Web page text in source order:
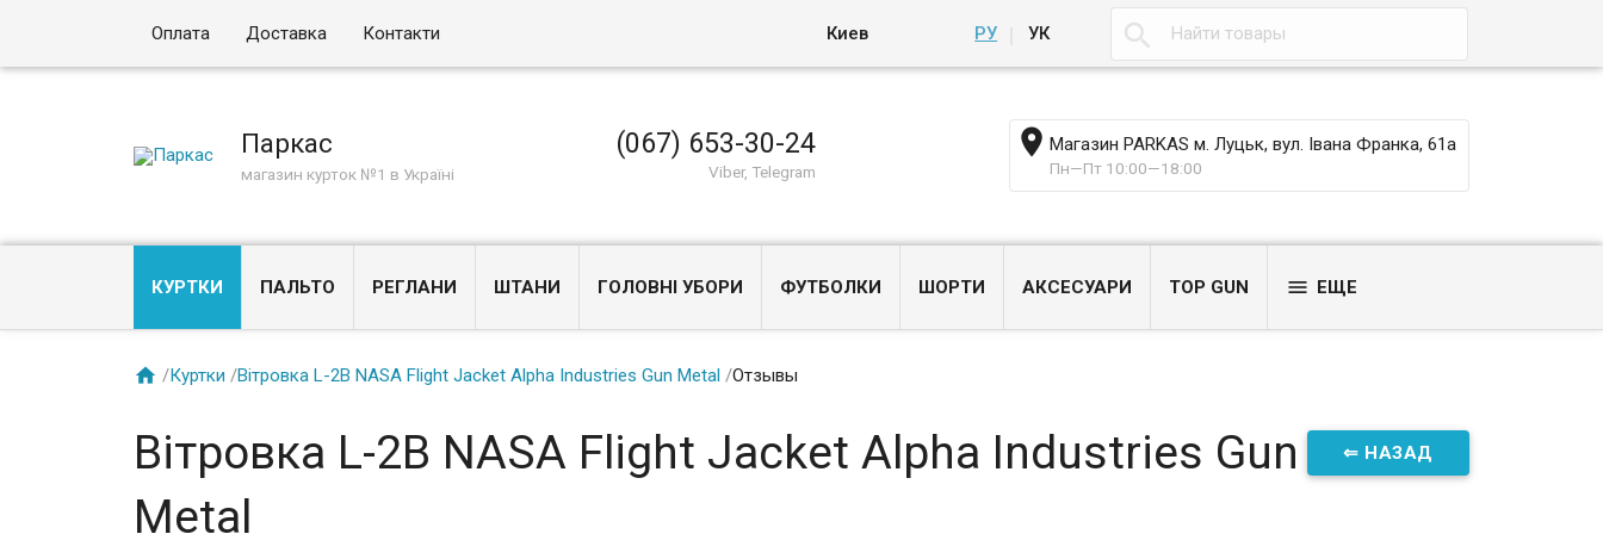
Киев РУ УК
Оплата Доставка Контакти 
Паркас
магазин курток №1 в Україні
(067) 653-30-24
Viber, Telegram
 Магазин PARKAS м. Луцьк, вул. Івана Франка, 61а
Пн—Пт 10:00—18:00
КУРТКИ ПАЛЬТО РЕГЛАНИ ШТАНИ ГОЛОВНІ УБОРИ ФУТБОЛКИ ШОРТИ АКСЕСУАРИ TOP GUN  ЕЩЕ
 /Куртки /Вітровка L-2B NASA Flight Jacket Alpha Industries Gun Metal /Отзывы
⇐ НАЗАД
Вітровка L-2B NASA Flight Jacket Alpha Industries Gun
Metal